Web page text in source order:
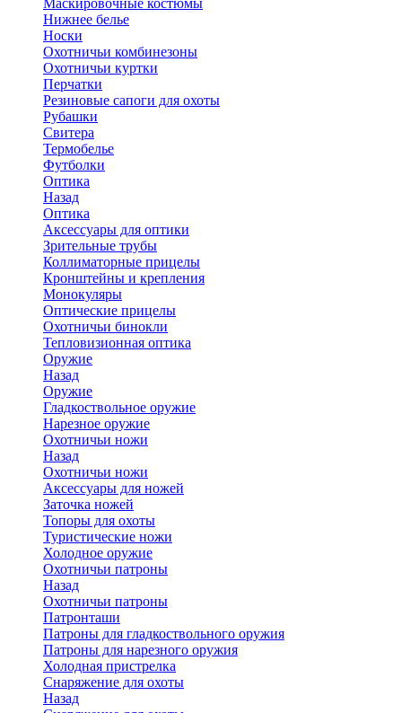
Маскировочные костюмы
Нижнее белье
Носки
Охотничьи комбинезоны
Охотничьи куртки
Перчатки
Резиновые сапоги для охоты
Рубашки
Свитера
Термобелье
Футболки
Оптика
Назад
Оптика
Аксессуары для оптики
Зрительные трубы
Коллиматорные прицелы
Кронштейны и крепления
Монокуляры
Оптические прицелы
Охотничьи бинокли
Тепловизионная оптика
Оружие
Назад
Оружие
Гладкоствольное оружие
Нарезное оружие
Охотничьи ножи
Назад
Охотничьи ножи
Аксессуары для ножей
Заточка ножей
Топоры для охоты
Туристические ножи
Холодное оружие
Охотничьи патроны
Назад
Охотничьи патроны
Патронташи
Патроны для гладкоствольного оружия
Патроны для нарезного оружия
Холодная пристрелка
Снаряжение для охоты
Назад